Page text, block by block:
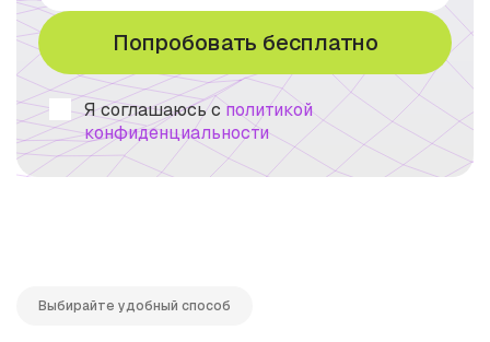
Попробовать бесплатно
Я соглашаюсь сполитикой
конфиденциальности
Выбирайте удобный способ